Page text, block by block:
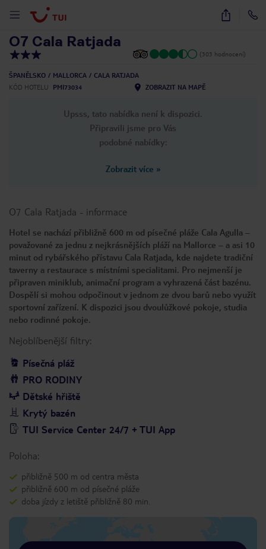
19
O7 Cala Ratjada
(303 hodnocení)
ŠPANĚLSKO MALLORCA
CALA RATJADA
KÓD HOTELU
PMI73034 ZOBRAZIT NA MAPĚ
Upsss, tato nabídka není k dispozici.
Připravili jsme pro Vás
podobné nabídky:
Zobrazit více »
O7 Cala Ratjada - informace
Hotel se nachází přibližně 600 m od písečné pláže Cala Agulla –
považované za jednu z nejkrásnějších pláží na Mallorce – a asi 10
minut od rybářského přístavu Cala Ratjada, kde najdete tradiční
taverny a restaurace s místními specialitami. Pro nejmenší je
připraven miniklub, animační program a vyhrazená část bazénu.
Dospělí si mohou odpočinout v jednom ze dvou barů nebo využít
sportovní zařízení. K dispozici jsou dvoulůžkové pokoje, studia
nebo rodinné pokoje.
Nejoblíbenější filtry:
Písečná pláž
PRO RODINY
Dětské hřiště
Krytý bazén
TUI Service Center 24/7 + TUI App
Poloha:
přibližně 500 m od centra města
přibližně 600 m od písečné pláže
doba jízdy z letiště přibližně 80 min.